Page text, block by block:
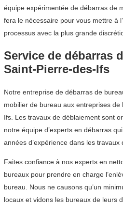
équipe expérimentée de débarras de
fera le nécessaire pour vous mettre à
processus avec la plus grande
Service de débarras
Saint-Pierre-des-Ifs
Notre entreprise de débarras de
mobilier de bureau aux entreprises de
Ifs. Les travaux de déblaiement sont
notre équipe d’experts en débarras
années d’expérience dans les travaux
Faites confiance à nos experts en
bureaux pour prendre en charge
bureau. Nous ne causons qu’un
locaux et vidons les bureaux de leurs